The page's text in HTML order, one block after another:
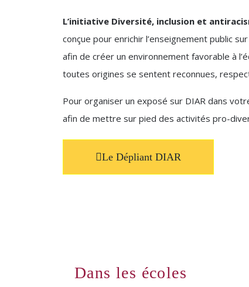
L’initiative Diversité, inclusion et
conçue pour enrichir l’enseignement public
afin de créer un environnement favorable à
toutes origines se sentent reconnues,
Pour organiser un exposé sur DIAR dans
afin de mettre sur pied des activités pro-
Le Dépliant DIAR
Dans les écoles